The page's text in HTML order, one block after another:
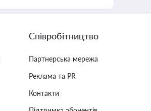
Співробітництво
Партнерська мережа
Реклама та PR
Контакти